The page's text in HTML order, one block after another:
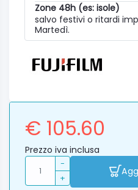
Zone 48h (es: isole)
salvo festivi o ritardi
Martedì.
€ 105.60
Prezzo iva inclusa
-
+